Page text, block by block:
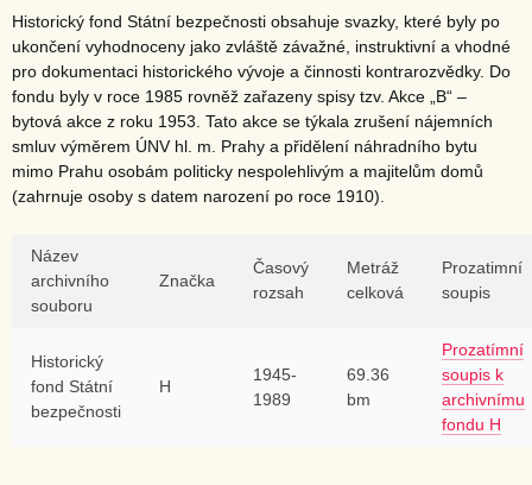
Historický fond Státní bezpečnosti obsahuje svazky, které byly po
ukončení vyhodnoceny jako zvláště závažné, instruktivní a vhodné
pro dokumentaci historického vývoje a činnosti kontrarozvědky. Do
fondu byly v roce 1985 rovněž zařazeny spisy tzv. Akce „B“ –
bytová akce z roku 1953. Tato akce se týkala zrušení nájemních
smluv výměrem ÚNV hl. m. Prahy a přidělení náhradního bytu
mimo Prahu osobám politicky nespolehlivým a majitelům domů
(zahrnuje osoby s datem narození po roce 1910).
Název
archivního
souboru
Značka
Časový
rozsah
Metráž
celková
Prozatimní
soupis
Historický
fond Státní
bezpečnosti
H
1945-
1989
69.36
bm
Prozatímní
soupis k
archivnímu
fondu H